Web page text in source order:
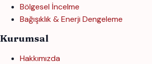
Bölgesel İncelme
Bağışıklık & Enerji Dengeleme
Kurumsal
Hakkımızda